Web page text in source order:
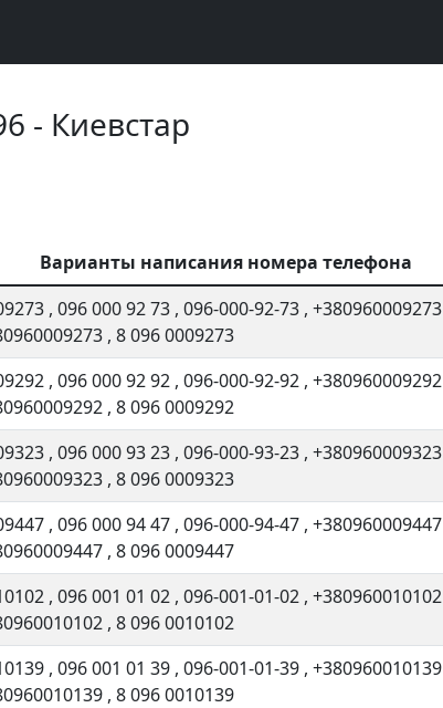
- Киевстар
Варианты написания номера телефона
, 096 000 92 73 , 096-000-92-73 , +380960009273
, 8 096 0009273
, 096 000 92 92 , 096-000-92-92 , +380960009292
, 8 096 0009292
, 096 000 93 23 , 096-000-93-23 , +380960009323
, 8 096 0009323
, 096 000 94 47 , 096-000-94-47 , +380960009447
, 8 096 0009447
, 096 001 01 02 , 096-001-01-02 , +380960010102
, 8 096 0010102
, 096 001 01 39 , 096-001-01-39 , +380960010139
, 8 096 0010139